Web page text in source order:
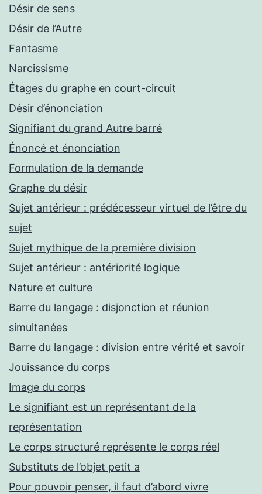
Désir de sens
Désir de l’Autre
Fantasme
Narcissisme
Étages du graphe en court-circuit
Désir d’énonciation
Signifiant du grand Autre barré
Énoncé et énonciation
Formulation de la demande
Graphe du désir
Sujet antérieur : prédécesseur virtuel de l’être du
sujet
Sujet mythique de la première division
Sujet antérieur : antériorité logique
Nature et culture
Barre du langage : disjonction et réunion
simultanées
Barre du langage : division entre vérité et savoir
Jouissance du corps
Image du corps
Le signifiant est un représentant de la
représentation
Le corps structuré représente le corps réel
Substituts de l’objet petit a
Pour pouvoir penser, il faut d’abord vivre